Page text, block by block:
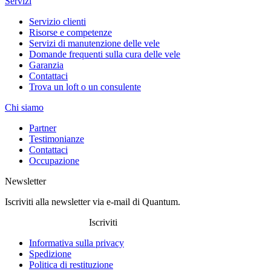
Servizio clienti
Risorse e competenze
Servizi di manutenzione delle vele
Domande frequenti sulla cura delle vele
Garanzia
Contattaci
Trova un loft o un consulente
Chi siamo
Partner
Testimonianze
Contattaci
Occupazione
Newsletter
Iscriviti alla newsletter via e-mail di Quantum.
Iscriviti
Informativa sulla privacy
Spedizione
Politica di restituzione